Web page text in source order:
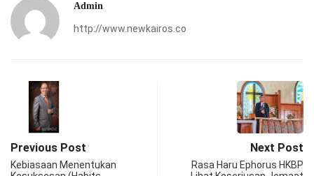
Admin
http://www.newkairos.co
Previous Post
Kebiasaan Menentukan
Next Post
Rasa Haru Ephorus HKBP